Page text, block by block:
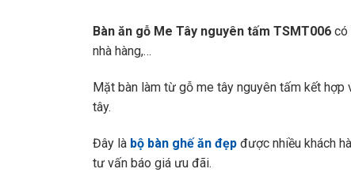
Bàn ăn gỗ Me Tây nguyên tấm TSMT006 có
nhà hàng,…
Mặt bàn làm từ gỗ me tây nguyên tấm kết
tây.
Đây là bộ bàn ghế ăn đẹp được nhiều khách
tư vấn báo giá ưu đãi.